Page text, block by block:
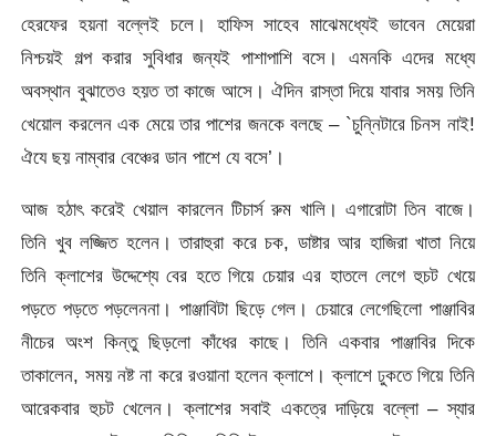
হেরফের হয়না বল্লেই চলে। হাফিস সাহেব মাঝেমধ্যেই ভাবেন মেয়েরা
নিশ্চয়ই গল্প করার সুবিধার জন্যই পাশাপাশি বসে। এমনকি এদের মধ্যে
অবস্থান বুঝাতেও হয়ত তা কাজে আসে। ঐদিন রাস্তা দিয়ে যাবার সময় তিনি
খেয়োল করলেন এক মেয়ে তার পাশের জনকে বলছে – `চুন্নিটারে চিনস নাই!
ঐযে ছয় নাম্বার বেঞ্চের ডান পাশে যে বসে’।
আজ হঠাৎ করেই খেয়াল কারলেন টিচার্স রুম খালি। এগারোটা তিন বাজে।
তিনি খুব লজ্জিত হলেন। তারাহুরা করে চক, ডাষ্টার আর হাজিরা খাতা নিয়ে
তিনি ক্লাশের উদ্দেশ্যে বের হতে গিয়ে চেয়ার এর হাতলে লেগে হুচট খেয়ে
পড়তে পড়তে পড়লেননা। পাঞ্জাবিটা ছিড়ে গেল। চেয়ারে লেগেছিলো পাঞ্জাবির
নীচের অংশ কিন্তু ছিড়লো কাঁধের কাছে। তিনি একবার পাঞ্জাবির দিকে
তাকালেন, সময় নষ্ট না করে রওয়ানা হলেন ক্লাশে। ক্লাশে ঢুকতে গিয়ে তিনি
আরেকবার হুচট খেলেন। ক্লাশের সবাই একত্রে দাড়িয়ে বল্লো – স্যার